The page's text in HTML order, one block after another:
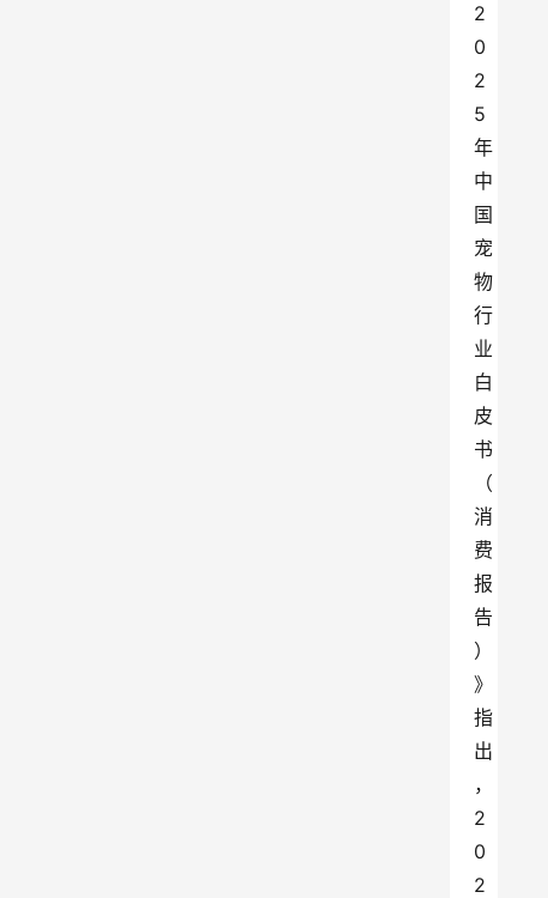
2
0
2
5
年
中
国
宠
物
行
业
白
皮
书
（
消
费
报
告
）
》
指
出
，
2
0
2